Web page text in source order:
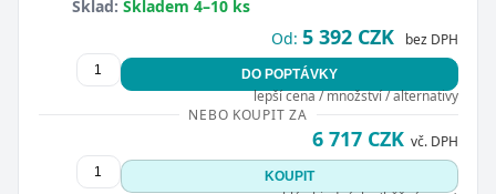
Sklad: Skladem 4–10 ks
Od: 5 392 CZK bez DPH
DO POPTÁVKY
lepší cena / množství / alternativy
NEBO KOUPIT ZA
6 717 CZK vč. DPH
KOUPIT